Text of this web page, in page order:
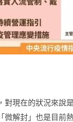
對現在的狀況來說
微解封」也是目前